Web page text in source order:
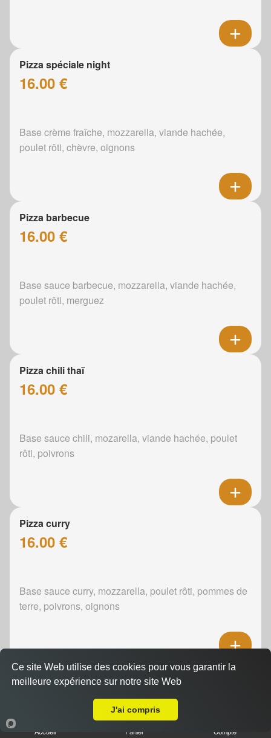
Pizza spéciale night
16.00 €
Base crème fraîche, mozzarella, viande hachée,
poulet rôti, chèvre, oignons
Pizza barbecue
16.00 €
Base sauce barbecue, mozzarella, viande hachée,
poulet rôti, merguez
Pizza chili thaï
16.00 €
Base sauce chili, mozarella, viande hachée, poulet
rôti, poivrons
Pizza curry
16.00 €
Base sauce curry, mozzarella, poulet rôti, pommes de
terre, poivrons, oignons
Pizza boursin
Accueil Panier Compte
Ce site Web utilise des cookies pour vous garantir la
meilleure expérience sur notre site Web
J'ai compris